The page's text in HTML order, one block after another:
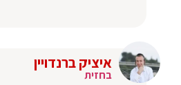
איציק ברנדויין
בחזית